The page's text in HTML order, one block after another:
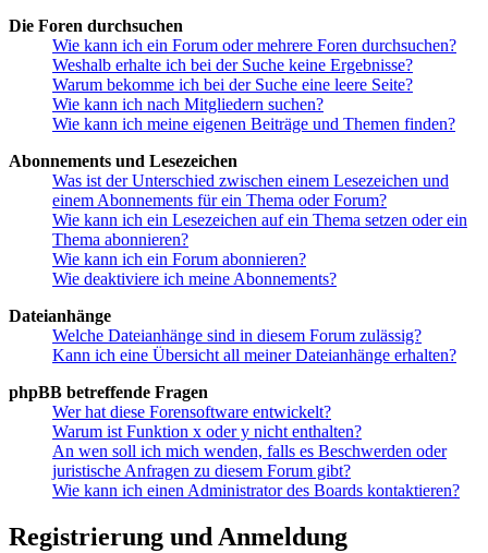
Die Foren durchsuchen
Wie kann ich ein Forum oder mehrere Foren durchsuchen?
Weshalb erhalte ich bei der Suche keine Ergebnisse?
Warum bekomme ich bei der Suche eine leere Seite?
Wie kann ich nach Mitgliedern suchen?
Wie kann ich meine eigenen Beiträge und Themen finden?
Abonnements und Lesezeichen
Was ist der Unterschied zwischen einem Lesezeichen und
einem Abonnements für ein Thema oder Forum?
Wie kann ich ein Lesezeichen auf ein Thema setzen oder ein
Thema abonnieren?
Wie kann ich ein Forum abonnieren?
Wie deaktiviere ich meine Abonnements?
Dateianhänge
Welche Dateianhänge sind in diesem Forum zulässig?
Kann ich eine Übersicht all meiner Dateianhänge erhalten?
phpBB betreffende Fragen
Wer hat diese Forensoftware entwickelt?
Warum ist Funktion x oder y nicht enthalten?
An wen soll ich mich wenden, falls es Beschwerden oder
juristische Anfragen zu diesem Forum gibt?
Wie kann ich einen Administrator des Boards kontaktieren?
Registrierung und Anmeldung